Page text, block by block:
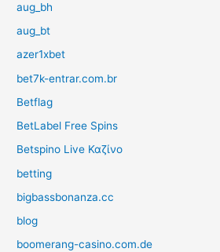
aug_bh
aug_bt
azer1xbet
bet7k-entrar.com.br
Betflag
BetLabel Free Spins
Betspino Live Καζίνο
betting
bigbassbonanza.cc
blog
boomerang-casino.com.de